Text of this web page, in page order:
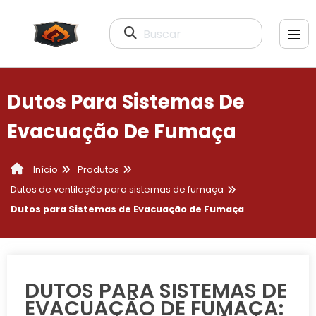
Buscar
Dutos Para Sistemas De
Evacuação De Fumaça
Início
Produtos
Dutos de ventilação para sistemas de fumaça
Dutos para Sistemas de Evacuação de Fumaça
DUTOS PARA SISTEMAS DE
EVACUAÇÃO DE FUMAÇA: